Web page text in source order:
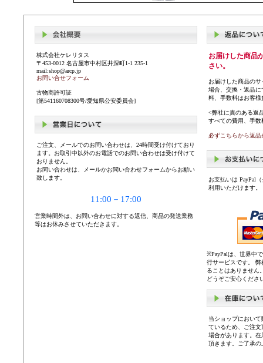
株式会社ケレリタス
〒453-0012 名古屋市中村区井深町1-1 235-1
mail:shop@arcp.jp
お問い合せフォーム
古物商許可証
[第541160708300号/愛知県公安委員会]
ご注文、メールでのお問い合わせは、24時間受け付けており
ます。お取引中以外のお電話でのお問い合わせは受け付けて
おりません。
お問い合わせは、メールかお問い合わせフォームからお願い
致します。
11:00－17:00
営業時間外は、お問い合わせに対する返信、商品の発送業務
等はお休みさせていただきます。
お届けした商品
さい。
お届けした商品の
場合、交換・返品
料、手数料はお客
<弊社に責のある返
すべての費用、手
必ずこちらから返
お支払いは PayPal
利用いただけます。
※PayPalは、世界中
行サービスです。
ることはありません
どうぞご安心くださ
当ショップにおい
ているため、ご注
場合があります。
頂きます。ご了承